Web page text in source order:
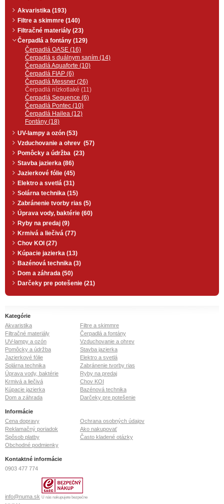
Akvaristika (193)
Filtre a skimmre (140)
Filtračné materiály (23)
Čerpadlá a fontány (129)
Čerpadlá OASE (16)
Čerpadlá s duálnym saním (14)
Čerpadlá Aquaforte (10)
Čerpadlá FIAP (6)
Čerpadlá Messner (26)
Čerpadlá nízkotlaké (11)
Čerpadlá Sequence (6)
Čerpadlá Pontec (10)
Čerpadlá Hailea (12)
Fontány (18)
UV-lampy a ozón (53)
Vzduchovanie a ohrev (57)
Pomôcky a údržba (23)
Stavba jazierka (86)
Jazierkové fólie (45)
Elektro a svetlá (31)
Solárna technika (15)
Zabránenie tvorby rias (5)
Úprava vody, baktérie (60)
Ryby na predaj (9)
Krmivá a liečivá (77)
Chov KOI (27)
Kúpacie jazierka (13)
Bazénová technika (3)
Dom a záhrada (50)
Darčeky pre potešenie (21)
Kategórie
Akvaristika
Filtre a skimmre
Filtračné materiály
Čerpadlá a fontány
UV-lampy a ozón
Vzduchovanie a ohrev
Pomôcky a údržba
Stavba jazierka
Jazierkové fólie
Elektro a svetlá
Solárna technika
Zabránenie tvorby rias
Úprava vody, baktérie
Ryby na predaj
Krmivá a liečivá
Chov KOI
Kúpacie jazierka
Bazénová technika
Dom a záhrada
Darčeky pre potešenie
Informácie
Cena dopravy
Ochrana osobných údajov
Reklamačný poriadok
Ako nakupovať
Spôsob platby
Často kladené otázky
Obchodné podmienky
Kontaktné informácie
0903 477 774
info@numa.sk U nás nakupujete bezpečne